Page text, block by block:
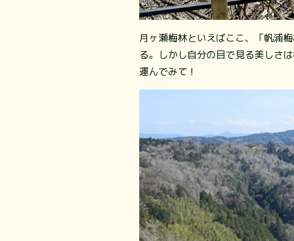
月ヶ瀬梅林といえばここ、「帆浦
る。しかし自分の目で見る美しさ
運んでみて！